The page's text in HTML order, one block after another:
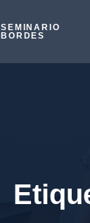
SEMINARIO
BORDES